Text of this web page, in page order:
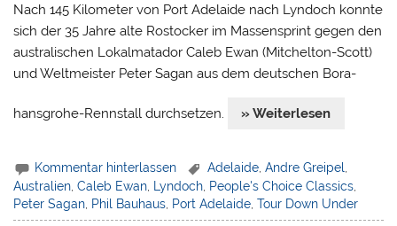
Nach 145 Kilometer von Port Adelaide nach Lyndoch konnte
sich der 35 Jahre alte Rostocker im Massensprint gegen den
australischen Lokalmatador Caleb Ewan (Mitchelton-Scott)
und Weltmeister Peter Sagan aus dem deutschen Bora-
hansgrohe-Rennstall durchsetzen. » Weiterlesen
Kommentar hinterlassen Adelaide ,Andre Greipel
Australien ,Caleb Ewan Lyndoch People's Choice Classics
Peter Sagan Phil Bauhaus Port Adelaide ,Tour Down Under